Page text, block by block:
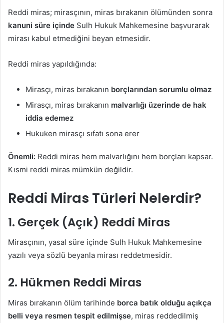
Reddi miras; mirasçının, miras bırakanın ölümünden sonra
kanuni süre içinde Sulh Hukuk Mahkemesine başvurarak
mirası kabul etmediğini beyan etmesidir.
Reddi miras yapıldığında:
Mirasçı, miras bırakanın borçlarından sorumlu olmaz
Mirasçı, miras bırakanın malvarlığı üzerinde de hak
iddia edemez
Hukuken mirasçı sıfatı sona erer
Önemli: Reddi miras hem malvarlığını hem borçları kapsar.
Kısmi reddi miras mümkün değildir.
Reddi Miras Türleri Nelerdir?
1. Gerçek (Açık) Reddi Miras
Mirasçının, yasal süre içinde Sulh Hukuk Mahkemesine
yazılı veya sözlü beyanla mirası reddetmesidir.
2. Hükmen Reddi Miras
Miras bırakanın ölüm tarihinde borca batık olduğu açıkça
belli veya resmen tespit edilmişse, miras reddedilmiş